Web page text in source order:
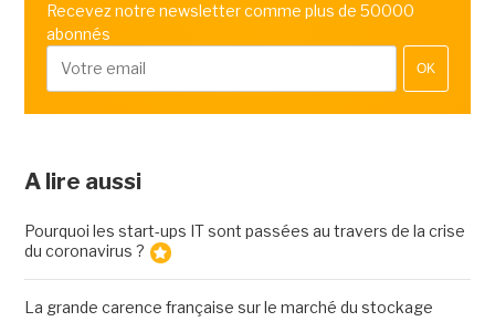
Recevez notre newsletter comme plus de 50000
abonnés
OK
A lire aussi
Pourquoi les start-ups IT sont passées au travers de la crise
du coronavirus ?
La grande carence française sur le marché du stockage